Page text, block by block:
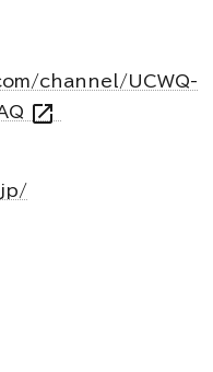
channel/UCWQ-
open_in_new